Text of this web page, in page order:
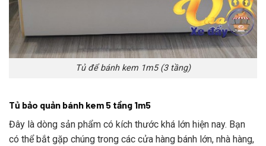
Tủ để bánh kem 1m5 (3 tầng)
Tủ bảo quản bánh kem 5 tầng 1m5
Đây là dòng sản phẩm có kích thước khá lớn hiện nay. Bạn
có thể bắt gặp chúng trong các cửa hàng bánh lớn, nhà hàng,